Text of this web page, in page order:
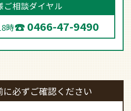
ご相談ダイヤル
時
0466-47-9490
に必ずご確認ください